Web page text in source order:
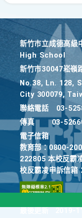
新竹巿立成德高
High School
新竹巿30047崧嶺
No.38, Ln. 128,
City 300079,
聯絡電話
03-
傳真
03-
電子信箱
教育部：0800-
222805 本校反霸
校反霸凌申訴信